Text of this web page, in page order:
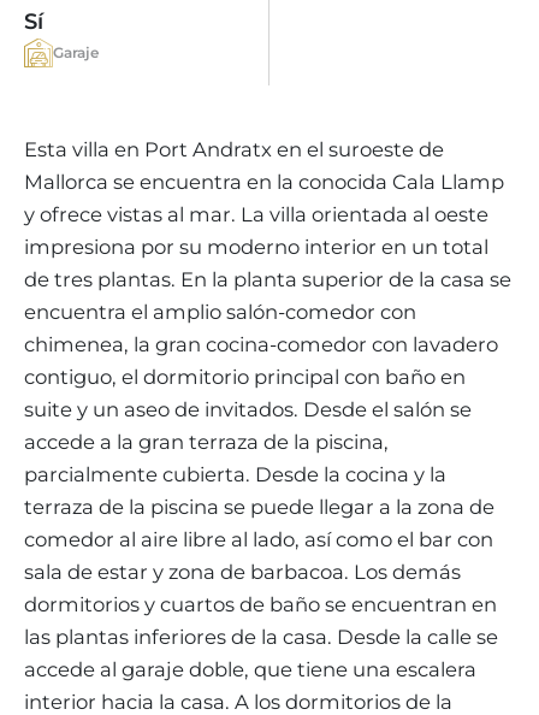
Sí
Garaje
Esta villa en Port Andratx en el suroeste de
Mallorca se encuentra en la conocida Cala Llamp
y ofrece vistas al mar. La villa orientada al oeste
impresiona por su moderno interior en un total
de tres plantas. En la planta superior de la casa se
encuentra el amplio salón-comedor con
chimenea, la gran cocina-comedor con lavadero
contiguo, el dormitorio principal con baño en
suite y un aseo de invitados. Desde el salón se
accede a la gran terraza de la piscina,
parcialmente cubierta. Desde la cocina y la
terraza de la piscina se puede llegar a la zona de
comedor al aire libre al lado, así como el bar con
sala de estar y zona de barbacoa. Los demás
dormitorios y cuartos de baño se encuentran en
las plantas inferiores de la casa. Desde la calle se
accede al garaje doble, que tiene una escalera
interior hacia la casa. A los dormitorios de la